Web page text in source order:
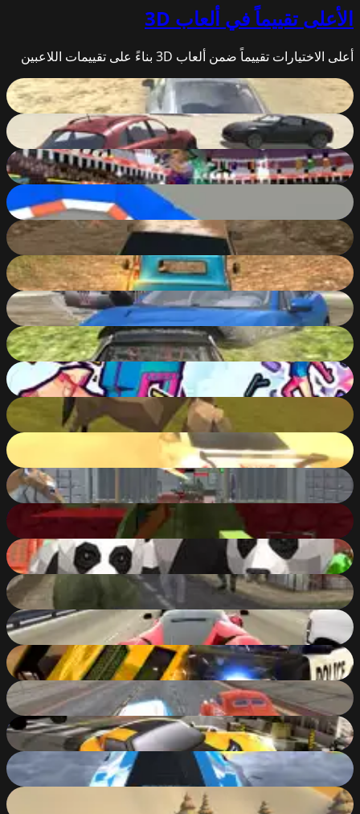
الأعلى تقييماً في ألعاب 3D
أعلى الاختيارات تقييماً ضمن ألعاب 3D بناءً على تقييمات اللاعبين
Derby Crash 2
92%
Derby Crash
92
%
Basketball.io
91%
Smash Karts
%
Russian Car Driver HD
90%
Russian Car Driver ZIL 130
90%
Derby Crash 4
90
%
Derby Crash 3
90%
Time Shooter 3: Swat
90%
Horse Family Animal Simulator 3D
%
Rally Point 2
90%
Bank Robbery
90 %
Pixel Gun Apocalypse 7
%
Panda Simulator
89%
Heavy Combat
89%
Traffic Tour
89 %
Grand Vegas Simulator
89%
Futuristic Racing 3D
%
Burnin Rubber Crash N Burn
89%
Real Cars Extreme Racing
89 %
Snowboard Tricks